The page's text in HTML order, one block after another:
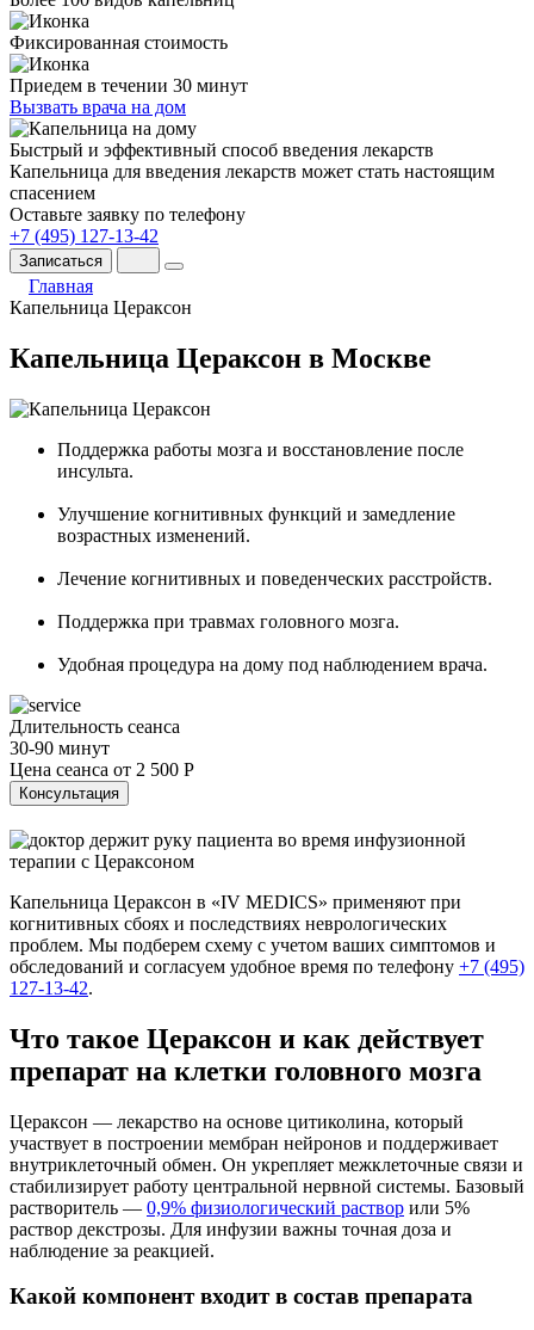
Фиксированная стоимость
Приедем в течении 30 минут
Вызвать врача на дом
Быстрый и эффективный способ введения лекарств
Капельница для введения лекарств может стать настоящим
спасением
Оставьте заявку по телефону
+7 (495) 127-13-42
Записаться
Главная
Капельница Цераксон
Капельница Цераксон в Москве
Поддержка работы мозга и восстановление после
инсульта.
Улучшение когнитивных функций и замедление
возрастных изменений.
Лечение когнитивных и поведенческих расстройств.
Поддержка при травмах головного мозга.
Удобная процедура на дому под наблюдением врача.
Длительность сеанса
30-90 минут
Цена сеанса от 2 500 Р
Консультация
Капельница Цераксон в «IV MEDICS» применяют при
когнитивных сбоях и последствиях неврологических
проблем. Мы подберем схему с учетом ваших симптомов и
обследований и согласуем удобное время по телефону +7 (495)
127-13-42.
Что такое Цераксон и как действует
препарат на клетки головного мозга
Цераксон — лекарство на основе цитиколина, который
участвует в построении мембран нейронов и поддерживает
внутриклеточный обмен. Он укрепляет межклеточные связи и
стабилизирует работу центральной нервной системы. Базовый
растворитель — 0,9% физиологический раствор или 5%
раствор декстрозы. Для инфузии важны точная доза и
наблюдение за реакцией.
Какой компонент входит в состав препарата